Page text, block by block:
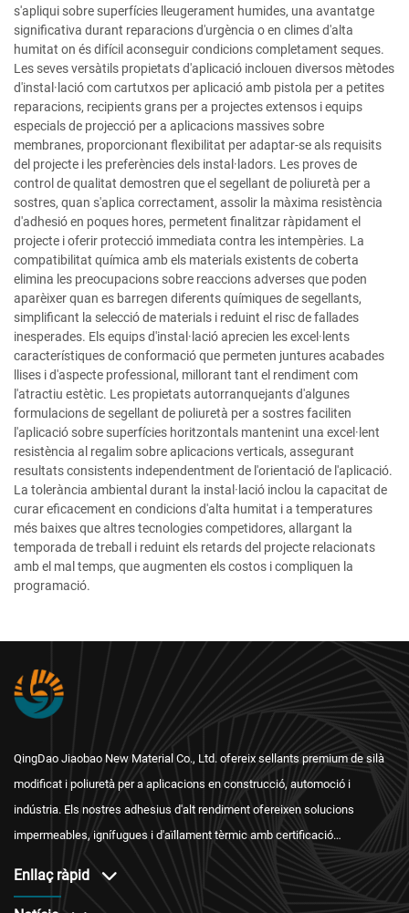
s'apliqui sobre superfícies lleugerament humides, una avantatge
significativa durant reparacions d'urgència o en climes d'alta
humitat on és difícil aconseguir condicions completament seques.
Les seves versàtils propietats d'aplicació inclouen diversos mètodes
d'instal·lació com cartutxos per aplicació amb pistola per a petites
reparacions, recipients grans per a projectes extensos i equips
especials de projecció per a aplicacions massives sobre
membranes, proporcionant flexibilitat per adaptar-se als requisits
del projecte i les preferències dels instal·ladors. Les proves de
control de qualitat demostren que el segellant de poliuretà per a
sostres, quan s'aplica correctament, assolir la màxima resistència
d'adhesió en poques hores, permetent finalitzar ràpidament el
projecte i oferir protecció immediata contra les intempèries. La
compatibilitat química amb els materials existents de coberta
elimina les preocupacions sobre reaccions adverses que poden
aparèixer quan es barregen diferents químiques de segellants,
simplificant la selecció de materials i reduint el risc de fallades
inesperades. Els equips d'instal·lació aprecien les excel·lents
característiques de conformació que permeten juntures acabades
llises i d'aspecte professional, millorant tant el rendiment com
l'atractiu estètic. Les propietats autorranquejants d'algunes
formulacions de segellant de poliuretà per a sostres faciliten
l'aplicació sobre superfícies horitzontals mantenint una excel·lent
resistència al regalim sobre aplicacions verticals, assegurant
resultats consistents independentment de l'orientació de l'aplicació.
La tolerància ambiental durant la instal·lació inclou la capacitat de
curar eficacement en condicions d'alta humitat i a temperatures
més baixes que altres tecnologies competidores, allargant la
temporada de treball i reduint els retards del projecte relacionats
amb el mal temps, que augmenten els costos i compliquen la
programació.
QingDao Jiaobao New Material Co., Ltd. ofereix sellants premium de silà
modificat i poliuretà per a aplicacions en construcció, automoció i
indústria. Els nostres adhesius d'alt rendiment ofereixen solucions
impermeables, ignífugues i d'aïllament tèrmic amb certificació
Enllaç ràpid